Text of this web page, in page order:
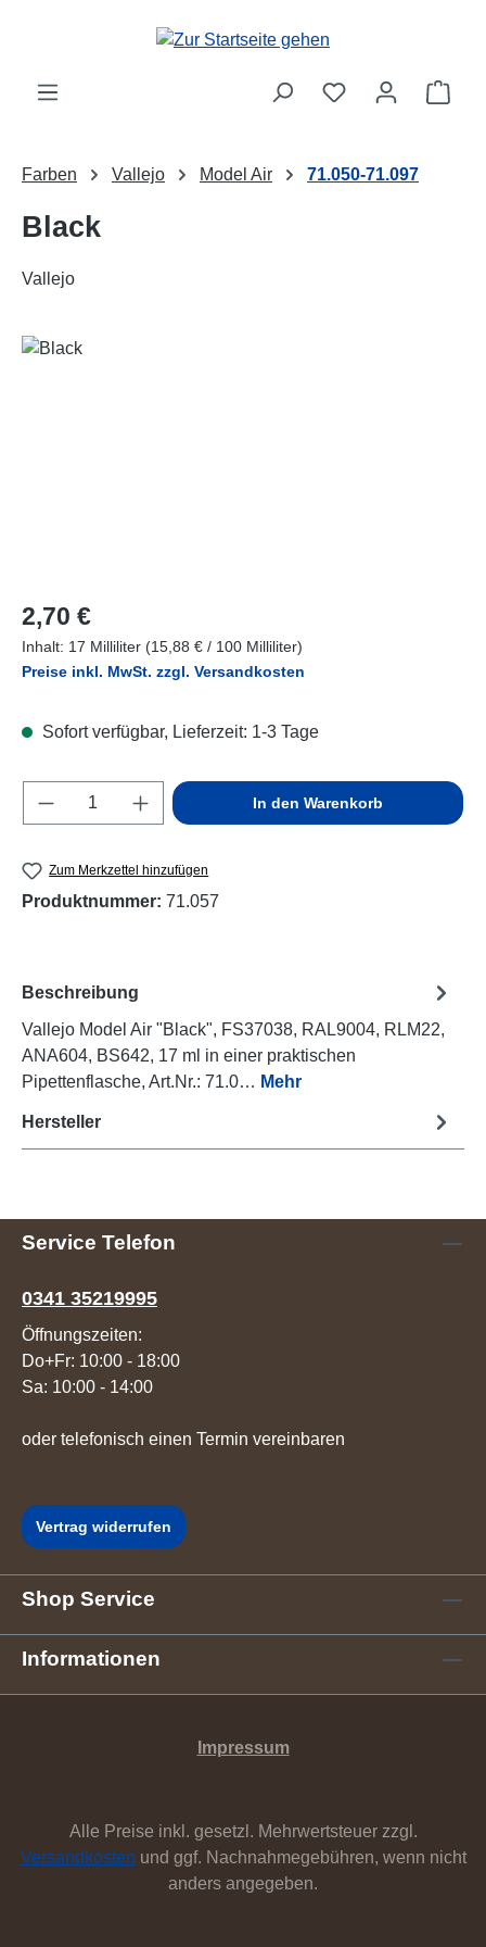
Zum Hauptinhalt springen
Farben Vallejo Model Air 71.050-71.097
Black
Vallejo
Bildergalerie überspringen
Regulärer Preis:
2,70 €
Inhalt: 17 Milliliter (15,88 € / 100 Milliliter)
Preise inkl. MwSt. zzgl. Versandkosten
Sofort verfügbar, Lieferzeit: 1-3 Tage
Produkt Anzahl: Gib den gewünschten
In den Warenkorb
Zum Merkzettel hinzufügen
Produktnummer: 71.057
Beschreibung
Vallejo Model Air "Black", FS37038, RAL9004, RLM22,
ANA604, BS642, 17 ml in einer praktischen
Pipettenflasche, Art.Nr.: 71.0… Mehr
Hersteller
Service Telefon
0341 35219995
Öffnungszeiten:
Do+Fr: 10:00 - 18:00
Sa: 10:00 - 14:00
oder telefonisch einen Termin vereinbaren
Vertrag widerrufen
Shop Service
Informationen
Impressum
Alle Preise inkl. gesetzl. Mehrwertsteuer zzgl.
Versandkosten und ggf. Nachnahmegebühren, wenn nicht
anders angegeben.